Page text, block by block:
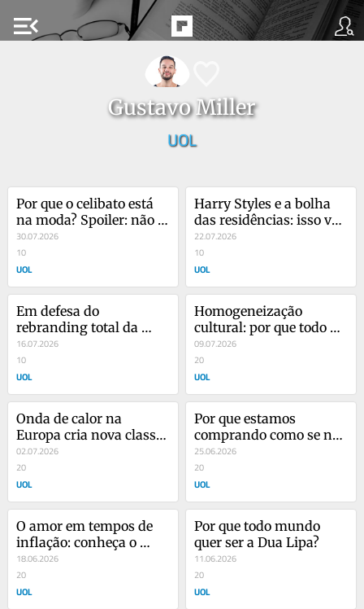
menu_open
Gustavo Miller
UOL
Por que o celibato está
na moda? Spoiler: não é
religião
30.07.2026
10
UOL
Harry Styles e a bolha
das residências: isso vai
estourar?
22.07.2026
10
UOL
Em defesa do
rebranding total da
seleção brasileira
16.07.2026
10
UOL
Homogeneização
cultural: por que todo
lugar agora parece
igual?
09.07.2026
20
UOL
Onda de calor na
Europa cria nova classe
de refugiados: os ricos
02.07.2026
20
UOL
Por que estamos
comprando como se não
houvesse amanhã?
25.06.2026
20
UOL
O amor em tempos de
inflação: conheça o
'Dateflation'
18.06.2026
20
UOL
Por que todo mundo
quer ser a Dua Lipa?
11.06.2026
20
UOL